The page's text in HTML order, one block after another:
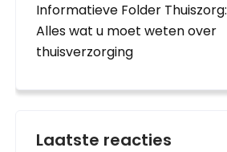
Informatieve Folder Thuiszorg:
Alles wat u moet weten over
thuisverzorging
Laatste reacties